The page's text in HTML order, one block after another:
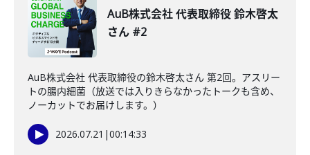
AuB株式会社 代表取締役 鈴木啓太
さん #2
AuB株式会社 代表取締役の鈴木啓太さん 第2回。アスリー
トの腸内細菌（放送では入りきらなかったトークも含め、
ノーカットでお届けします。）
2026.07.21 |00:14:33